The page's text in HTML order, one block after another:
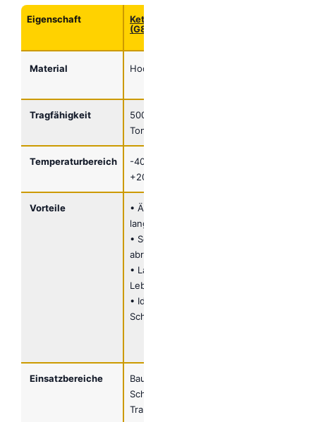
Eigenschaft
Kettengehänge
(G80/G100)
Material Hochfester Stahl
Tragfähigkeit
500 kg – 17+
Tonnen
Temperaturbereich
-40°C bis
+200°C
Vorteile
• Äußerst
langlebig
• Schlag- und
abriebfest
• Lange
Lebensdauer
• Ideal für die
Schwerindustrie
Einsatzbereiche
Bau,
Schwerindustrie,
Transport